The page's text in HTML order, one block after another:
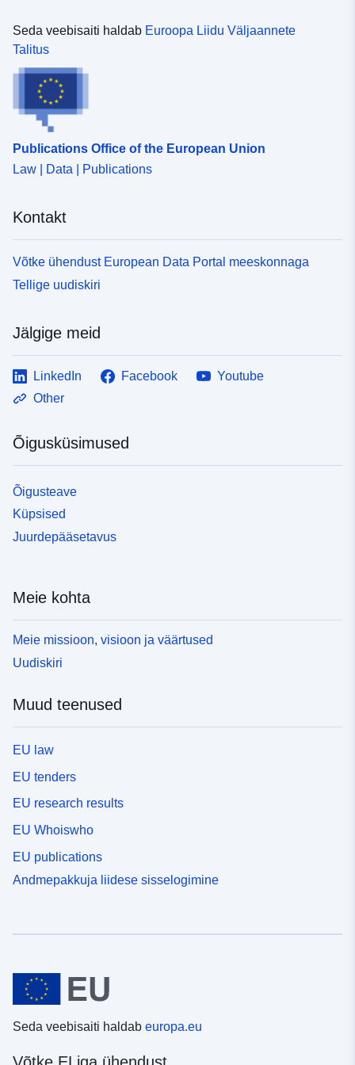
Seda veebisaiti haldab Euroopa Liidu Väljaannete
Talitus
Publications Office of the European Union
Law | Data | Publications
Kontakt
Võtke ühendust European Data Portal meeskonnaga
Tellige uudiskiri
Jälgige meid
LinkedIn Facebook
Youtube
Other
Õigusküsimused
Õigusteave
Küpsised
Juurdepääsetavus
Meie kohta
Meie missioon, visioon ja väärtused
Uudiskiri
Muud teenused
EU law
EU tenders
EU research results
EU Whoiswho
EU publications
Andmepakkuja liidese sisselogimine
Seda veebisaiti haldab europa.eu